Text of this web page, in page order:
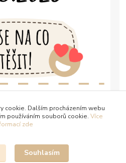
cookie. Dalším procházením webu
používáním souborů cookie. Více
zde
Souhlasím